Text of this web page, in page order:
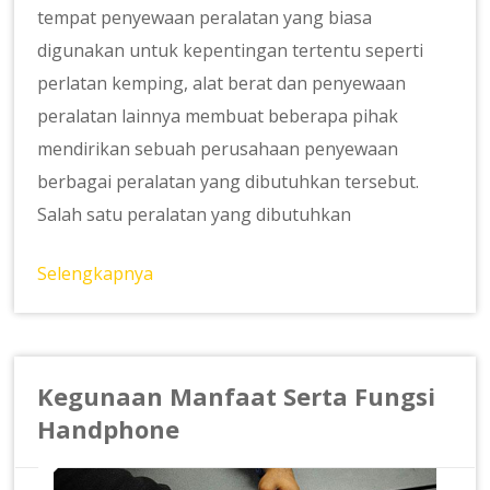
tempat penyewaan peralatan yang biasa
digunakan untuk kepentingan tertentu seperti
perlatan kemping, alat berat dan penyewaan
peralatan lainnya membuat beberapa pihak
mendirikan sebuah perusahaan penyewaan
berbagai peralatan yang dibutuhkan tersebut.
Salah satu peralatan yang dibutuhkan
Selengkapnya
Kegunaan Manfaat Serta Fungsi
Handphone